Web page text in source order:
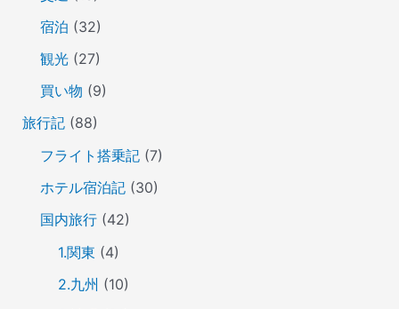
宿泊 (32)
観光(27)
買い物 (9)
旅行記(88)
フライト搭乗記(7)
ホテル宿泊記(30)
国内旅行(42)
1.関東 (4)
2.九州 (10)